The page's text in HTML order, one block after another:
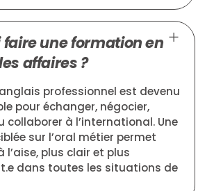
faire une formation en
affaires ?
professionnel est devenu
pour échanger, négocier,
collaborer à l’international. Une
sur l’oral métier permet
l’aise, plus clair et plus
dans toutes les situations de